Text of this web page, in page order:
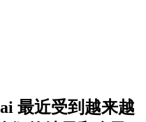
最近受到越来越